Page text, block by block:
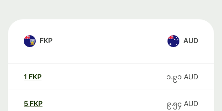
FKP AUD
1 FKP ၁.၉၁ AUD
5 FKP ၉.၅၄ AUD